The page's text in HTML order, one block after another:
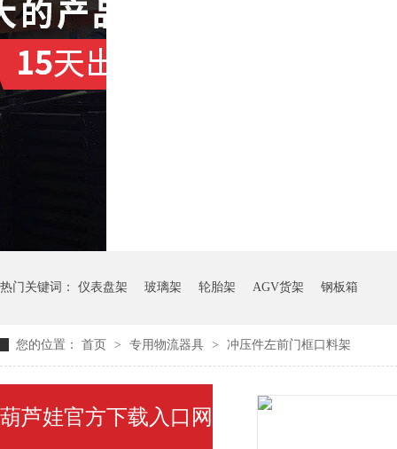
盘 保险杠料架
冲压件料架
仪表盘料架
架
消声器料架
车
行业
行业
热门关键词： 仪表盘架 玻璃架 轮胎架 AGV货架 钢板箱
您的位置： 首页 > 专用物流器具 > 冲压件左前门框口料架
葫芦娃官方下载入口网